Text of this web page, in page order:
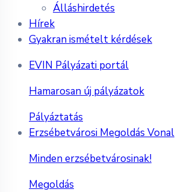
Álláshirdetés
Hírek
Gyakran ismételt kérdések
EVIN Pályázati portál
Hamarosan új pályázatok
Pályáztatás
Erzsébetvárosi Megoldás Vonal
Minden erzsébetvárosinak!
Megoldás